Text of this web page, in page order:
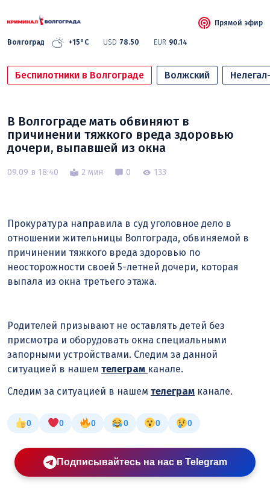
Волгоград +15°C USD 78.50 EUR 90.14
Прямой эфир
Беспилотники в Волгограде Волжский
В Волгограде мать обвиняют в
причинении тяжкого вреда здоровью
дочери, выпавшей из окна
09.09 в 18:40 2 мин 0 133
Прокуратура направила в суд уголовное дело в
отношении жительницы Волгограда, обвиняемой в
причинении тяжкого вреда здоровью по
неосторожности своей 5-летней дочери, которая
выпала из окна третьего этажа.
Родителей призывают не оставлять детей без
присмотра и оборудовать окна специальными
запорными устройствами. Следим за данной
ситуацией в нашем телеграм канале.
Следим за ситуацией в нашем телеграм канале.
0 0 0 0 0 0
Подписывайтесь на нас в Telegram